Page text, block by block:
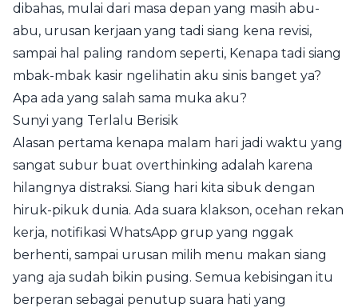
dibahas, mulai dari masa depan yang masih abu-
abu, urusan kerjaan yang tadi siang kena revisi,
sampai hal paling random seperti, Kenapa tadi siang
mbak-mbak kasir ngelihatin aku sinis banget ya?
Apa ada yang salah sama muka aku?
Sunyi yang Terlalu Berisik
Alasan pertama kenapa malam hari jadi waktu yang
sangat subur buat overthinking adalah karena
hilangnya distraksi. Siang hari kita sibuk dengan
hiruk-pikuk dunia. Ada suara klakson, ocehan rekan
kerja, notifikasi WhatsApp grup yang nggak
berhenti, sampai urusan milih menu makan siang
yang aja sudah bikin pusing. Semua kebisingan itu
berperan sebagai penutup suara hati yang